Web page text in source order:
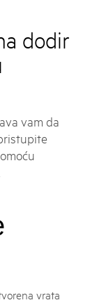
dodir
vam da
vrata